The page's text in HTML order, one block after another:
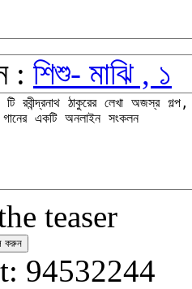
: শিশু- মাঝি , ১
teaser
94532244